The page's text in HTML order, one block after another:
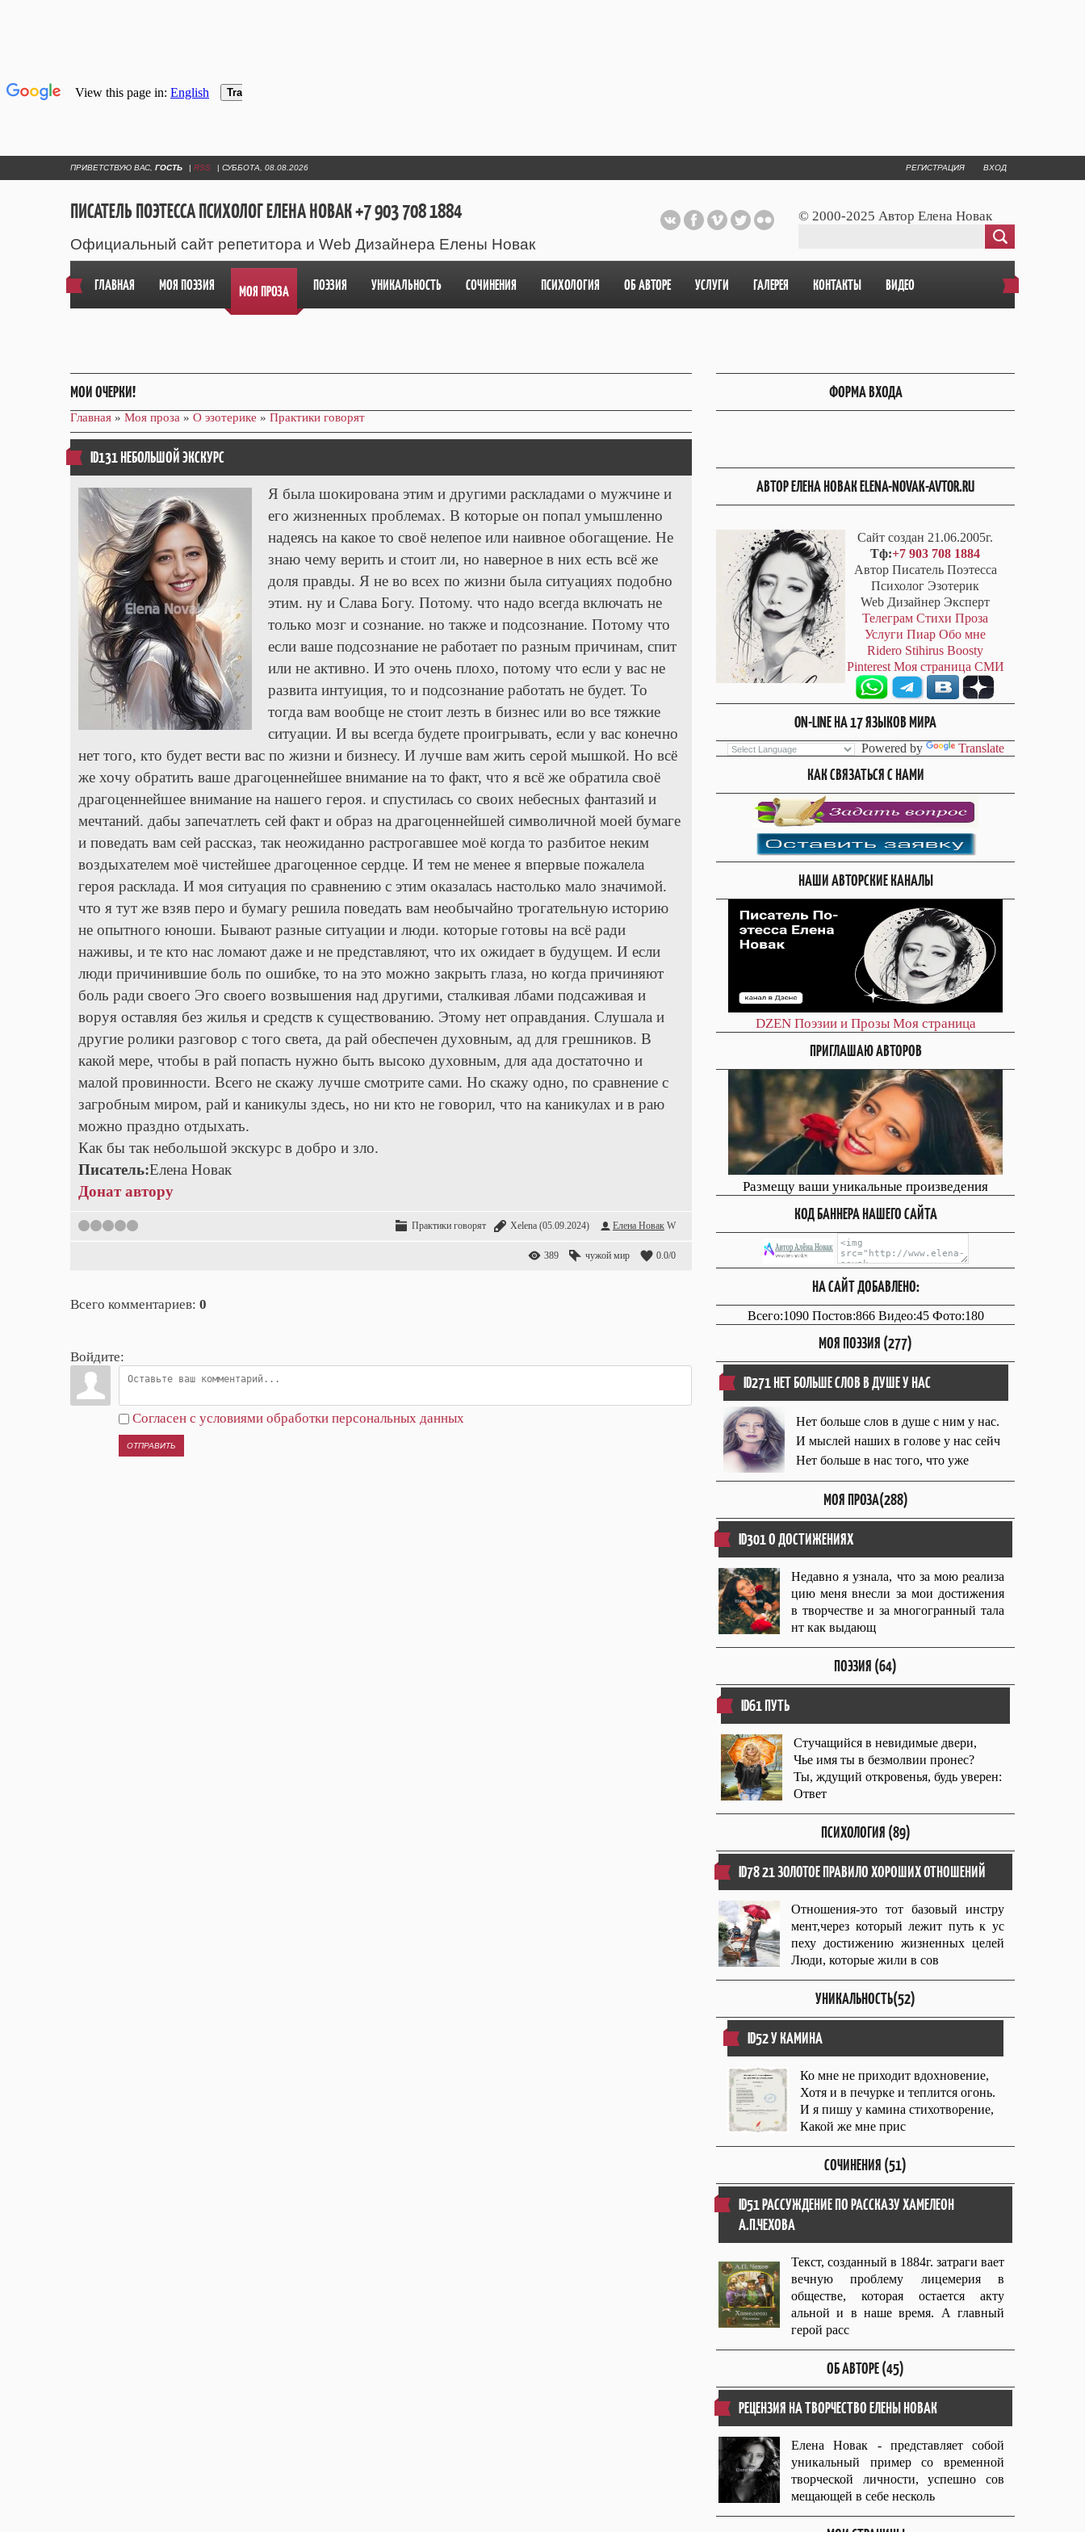
ПРИВЕТСТВУЮ ВАС ГОСТЬ | RSS | СУББОТА, 08.08.2026 РЕГИСТРАЦИЯ ВХОД
ПИСАТЕЛЬ ПОЭТЕССА ПСИХОЛОГ ЕЛЕНА НОВАК +7 903 708 1884
Официальный сайт репетитора и Web Дизайнера Елены Новак
© 2000-2025 Автор Елена Новак
ГЛАВНАЯ МОЯ ПОЭЗИЯ МОЯ ПРОЗА ПОЭЗИЯ УНИКАЛЬНОСТЬ СОЧИНЕНИЯ ПСИХОЛОГИЯ ОБ АВТОРЕ УСЛУГИ ГАЛЕРЕЯ КОНТАКТЫ ВИДЕО
МОИ ОЧЕРКИ!
Главная » Моя проза » О эзотерике » Практики говорят
ID131 НЕБОЛЬШОЙ ЭКСКУРС
Я была шокирована этим и другими раскладами о мужчине и
его жизненных проблемах. В которые он попал умышленно
надеясь на какое то своё нелепое или наивное обогащение. Не
знаю чему верить и стоит ли, но наверное в них есть всё же
доля правды. Я не во всех по жизни была ситуациях подобно
этим. ну и Слава Богу. Потому. что надо всегда включать не
только мозг и сознание. но также и подсознание. Потому что
если ваше подсознание не работает по разным причинам, спит
или не активно. И это очень плохо, потому что если у вас не
развита интуиция, то и подсознание работать не будет. То
тогда вам вообще не стоит лезть в бизнес или во все тяжкие
ситуации. И вы всегда будете проигрывать, если у вас конечно
нет того, кто будет вести вас по жизни и бизнесу. И лучше вам жить серой мышкой. Но всё
же хочу обратить ваше драгоценнейшее внимание на то факт, что я всё же обратила своё
драгоценнейшее внимание на нашего героя. и спустилась со своих небесных фантазий и
мечтаний. дабы запечатлеть сей факт и образ на драгоценнейшей символичной моей бумаге
и поведать вам сей рассказ, так неожиданно растрогавшее моё когда то разбитое неким
воздыхателем моё чистейшее драгоценное сердце. И тем не менее я впервые пожалела
героя расклада. И моя ситуация по сравнению с этим оказалась настолько мало значимой.
что я тут же взяв перо и бумагу решила поведать вам необычайно трогательную историю
не опытного юноши. Бывают разные ситуации и люди. которые готовы на всё ради
наживы, и те кто нас ломают даже и не представляют, что их ожидает в будущем. И если
люди причинившие боль по ошибке, то на это можно закрыть глаза, но когда причиняют
боль ради своего Эго своего возвышения над другими, сталкивая лбами подсаживая и
воруя оставляя без жилья и средств к существованию. Этому нет оправдания. Слушала и
другие ролики разговор с того света, да рай обеспечен духовным, ад для грешников. В
какой мере, чтобы в рай попасть нужно быть высоко духовным, для ада достаточно и
малой провинности. Всего не скажу лучше смотрите сами. Но скажу одно, по сравнение с
загробным миром, рай и каникулы здесь, но ни кто не говорил, что на каникулах и в раю
можно праздно отдыхать.
Как бы так небольшой экскурс в добро и зло.
Писатель:Елена Новак
Донат автору
1 2 3 4 Практики говорят Xelena (05.09.2024) Елена Новак W
389 чужой мир 0.0/0
Всего комментариев: 0
Войдите:
Согласен с условиями обработки персональных данных
ОТПРАВИТЬ
ФОРМА ВХОДА
АВТОР ЕЛЕНА НОВАК ELENA-NOVAK-AVTOR.RU
Сайт создан 21.06.2005г.
Тф:+7 903 708 1884
Автор Писатель Поэтесса
Психолог Эзотерик
Web Дизайнер Эксперт
Телеграм Стихи Проза
Услуги Пиар Обо мне
Ridero Stihirus Boosty
Pinterest Моя страница СМИ
ON-LINE НА 17 ЯЗЫКОВ МИРА
Powered by Translate
КАК СВЯЗАТЬСЯ С НАМИ
НАШИ АВТОРСКИЕ КАНАЛЫ
DZEN Поэзии и Прозы Моя страница
ПРИГЛАШАЮ АВТОРОВ
Размещу ваши уникальные произведения
КОД БАННЕРА НАШЕГО САЙТА
НА САЙТ ДОБАВЛЕНО:
Всего:1090 Постов:866 Видео:45 Фото:180
МОЯ ПОЭЗИЯ (277)
ID271 НЕТ БОЛЬШЕ СЛОВ В ДУШЕ У НАС
Нет больше слов в душе с ним у нас.
И мыслей наших в голове у нас сейч
Нет больше в нас того, что уже
МОЯ ПРОЗА(288)
ID301 О ДОСТИЖЕНИЯХ
Недавно я узнала, что за мою реализа
цию меня внесли за мои достижения
в творчестве и за многогранный тала
нт как выдающ
ПОЭЗИЯ (64)
ID61 ПУТЬ
Стучащийся в невидимые двери,
Чье имя ты в безмолвии пронес?
Ты, ждущий откровенья, будь уверен:
Ответ
ПСИХОЛОГИЯ (89)
ID78 21 ЗОЛОТОЕ ПРАВИЛО ХОРОШИХ ОТНОШЕНИЙ
Отношения-это тот базовый инстру
мент,через который лежит путь к ус
пеху достижению жизненных целей
Люди, которые жили в сов
УНИКАЛЬНОСТЬ(52)
ID52 У КАМИНА
Ко мне не приходит вдохновение,
Хотя и в печурке и теплится огонь.
И я пишу у камина стихотворение,
Какой же мне прис
СОЧИНЕНИЯ (51)
ID51 РАССУЖДЕНИЕ ПО РАССКАЗУ ХАМЕЛЕОН
А.П.ЧЕХОВА
Текст, созданный в 1884г. затраги вает
вечную проблему лицемерия в
обществе, которая остается акту
альной и в наше время. А главный
герой расс
ОБ АВТОРЕ (45)
РЕЦЕНЗИЯ НА ТВОРЧЕСТВО ЕЛЕНЫ НОВАК
Елена Новак - представляет собой
уникальный пример со временной
творческой личности, успешно сов
мещающей в себе несколь